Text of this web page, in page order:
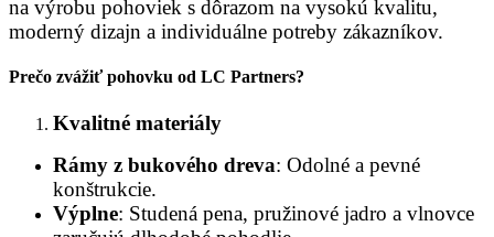
na výrobu pohoviek s dôrazom na vysokú kvalitu,
moderný dizajn a individuálne potreby zákazníkov.
Prečo zvážiť pohovku od LC Partners?
Kvalitné materiály
Rámy z bukového dreva: Odolné a pevné
konštrukcie.
Výplne: Studená pena, pružinové jadro a vlnovce